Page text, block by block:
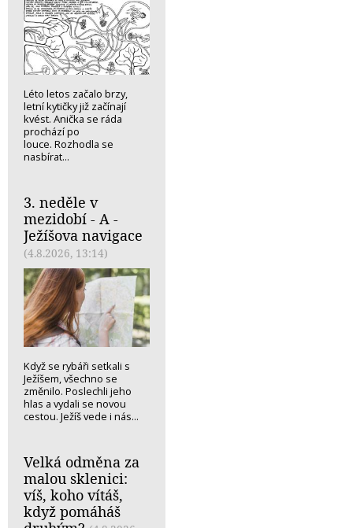
Léto letos začalo brzy,
letní kytičky již začínají
kvést. Anička se ráda
prochází po
louce. Rozhodla se
nasbírat...
3. neděle v
mezidobí - A -
Ježíšova navigace
(4.8.2026, 13:14)
Když se rybáři setkali s
Ježíšem, všechno se
změnilo. Poslechli jeho
hlas a vydali se novou
cestou. Ježíš vede i nás...
Velká odměna za
malou sklenici:
víš, koho vítáš,
když pomáháš